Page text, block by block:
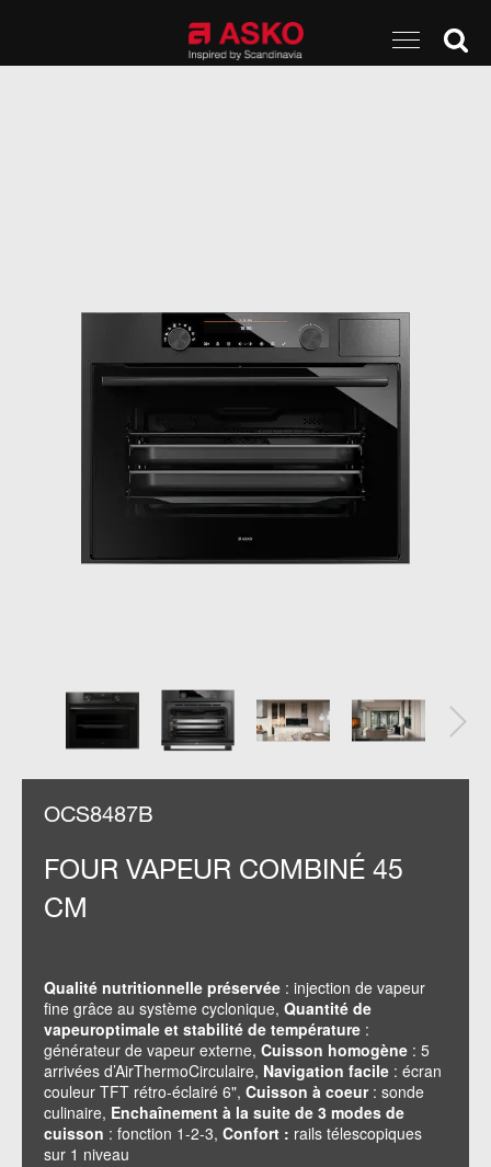
OCS8487B
FOUR VAPEUR COMBINÉ 45
CM
Qualité nutritionnelle préservée : injection de vapeur
fine grâce au système cyclonique, Quantité de
vapeuroptimale et stabilité de température :
générateur de vapeur externe, Cuisson homogène : 5
arrivées d’AirThermoCirculaire, Navigation facile : écran
couleur TFT rétro-éclairé 6", Cuisson à coeur : sonde
culinaire, Enchaînement à la suite de 3 modes de
cuisson : fonction 1-2-3, Confort : rails télescopiques
sur 1 niveau